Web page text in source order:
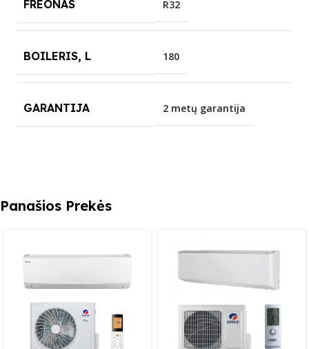
FREONAS R32
BOILERIS, L 180
GARANTIJA 2 metų garantija
Panašios Prekės